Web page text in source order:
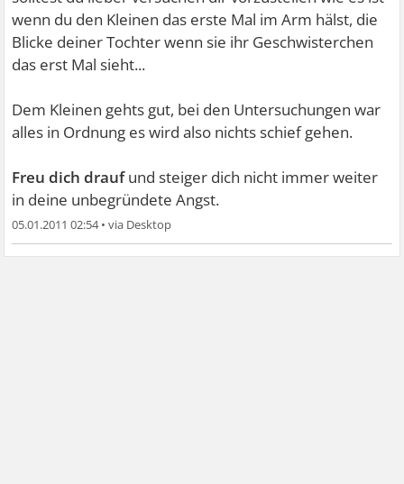
wenn du den Kleinen das erste Mal im Arm hälst, die
Blicke deiner Tochter wenn sie ihr Geschwisterchen
das erst Mal sieht...
Dem Kleinen gehts gut, bei den Untersuchungen war
alles in Ordnung es wird also nichts schief gehen.
Freu dich draufund steiger dich nicht immer weiter
in deine unbegründete Angst.
05.01.2011 02:54•